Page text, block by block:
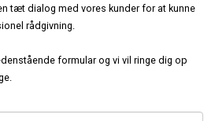
Jesper Hansen
Christiansfeld
tæt dialog med vores kunder for at kunne
rådgivning.
formular og vi vil ringe dig op